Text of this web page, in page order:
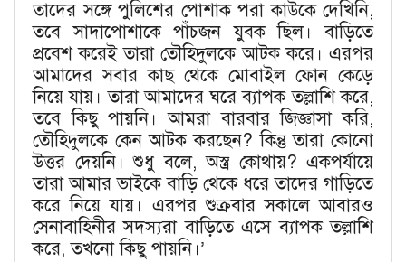
তাদের সঙ্গে পুলিশের পোশাক পরা কাউকে দেখিনি,
তবে সাদাপোশাকে পাঁচজন যুবক ছিল। বাড়িতে
প্রবেশ করেই তারা তৌহিদুলকে আটক করে। এরপর
আমাদের সবার কাছ থেকে মোবাইল ফোন কেড়ে
নিয়ে যায়। তারা আমাদের ঘরে ব্যাপক তল্লাশি করে,
তবে কিছু পায়নি। আমরা বারবার জিজ্ঞাসা করি,
তৌহিদুলকে কেন আটক করছেন? কিন্তু তারা কোনো
উত্তর দেয়নি। শুধু বলে, অস্ত্র কোথায়? একপর্যায়ে
তারা আমার ভাইকে বাড়ি থেকে ধরে তাদের গাড়িতে
করে নিয়ে যায়। এরপর শুক্রবার সকালে আবারও
সেনাবাহিনীর সদস্যরা বাড়িতে এসে ব্যাপক তল্লাশি
করে, তখনো কিছু পায়নি।’